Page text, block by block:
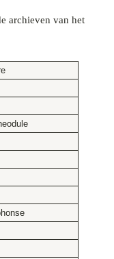
archieven van het